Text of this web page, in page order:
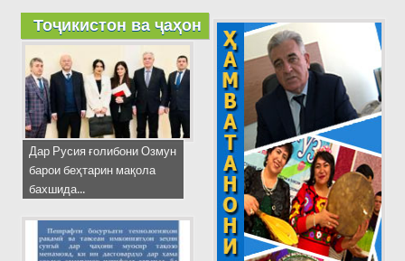
Тоҷикистон ва ҷаҳон
Дар Русия ғолибони Озмун
барои беҳтарин мақола
бахшида...